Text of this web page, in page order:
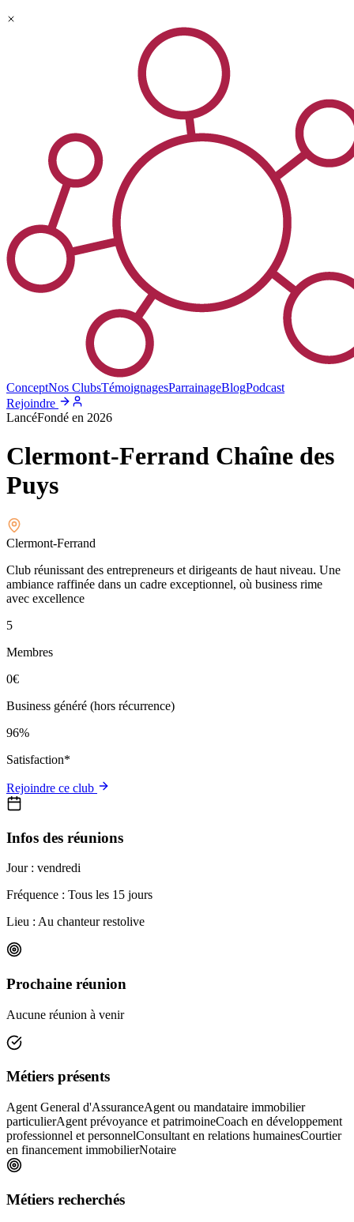
ConceptNos ClubsTémoignagesParrainageBlogPodcast
Rejoindre
LancéFondé en 2026
Clermont-Ferrand Chaîne des
Puys
Clermont-Ferrand
Club réunissant des entrepreneurs et dirigeants de haut niveau. Une
ambiance raffinée dans un cadre exceptionnel, où business rime
avec excellence
5
Membres
0€
Business généré (hors récurrence)
96%
Satisfaction*
Rejoindre ce club
Infos des réunions
Jour : vendredi
Fréquence : Tous les 15 jours
Lieu : Au chanteur restolive
Prochaine réunion
Aucune réunion à venir
Métiers présents
Agent General d'AssuranceAgent ou mandataire immobilier
particulierAgent prévoyance et patrimoineCoach en développement
professionnel et personnelConsultant en relations humainesCourtier
en financement immobilierNotaire
Métiers recherchés